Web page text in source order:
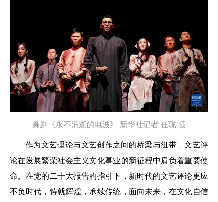
舞剧《永不消逝的电波》 新华社记者 任珑 摄
作为文艺理论与文艺创作之间的桥梁与纽带，文艺评
论在发展繁荣社会主义文化事业的新征程中肩负着重要使
命。在党的二十大报告的指引下，新时代的文艺评论更应
不负时代，铸就辉煌，承续传统，面向未来，在文化自信